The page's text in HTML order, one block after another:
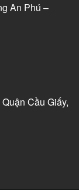
An Phú –
Cầu Giấy,